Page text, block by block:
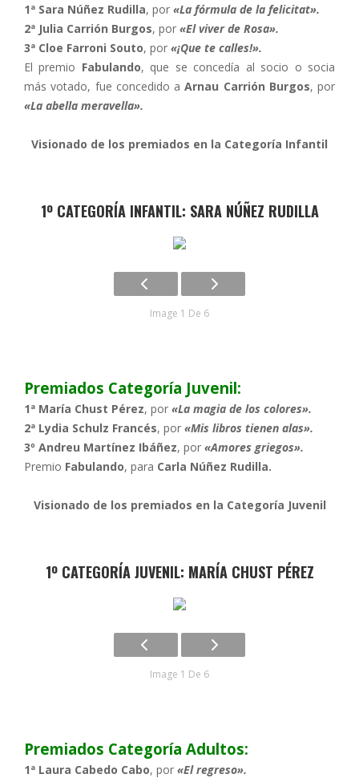
1ª Sara Núñez Rudilla, por «La fórmula de la felicitat».
2ª Julia Carrión Burgos, por «El viver de Rosa».
3ª Cloe Farroni Souto, por «¡Que te calles!».
El premio Fabulando, que se concedía al socio o socia
más votado, fue concedido aArnau Carrión Burgos, por
«La abella meravella».
Visionado de los premiados en la Categoría Infantil
1º CATEGORÍA INFANTIL: SARA NÚÑEZ RUDILLA
Image 1 De 6
Premiados Categoría Juvenil:
1ª María Chust Pérez, por «La magia de los colores».
2ª Lydia Schulz Francés, por «Mis libros tienen alas».
3º Andreu Martínez Ibáñez, por «Amores griegos».
Premio Fabulando, para Carla Núñez Rudilla.
Visionado de los premiados en la Categoría Juvenil
1º CATEGORÍA JUVENIL: MARÍA CHUST PÉREZ
Image 1 De 6
Premiados Categoría Adultos:
1ª Laura Cabedo Cabo, por «El regreso».